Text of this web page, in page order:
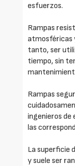
esfuerzos.
Rampas
atmosféricas
tanto, ser
tiempo, sin
Rampas
ingenieros de
las
La superficie
y suele ser